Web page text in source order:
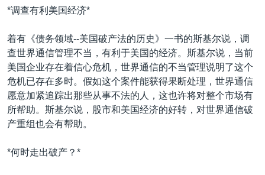
*调查有利美国经济*
着有《债务领域--美国破产法的历史》一书的斯基尔说，调
查世界通信管理不当，有利于美国的经济。斯基尔说，当前
美国企业存在着信心危机，世界通信的不当管理说明了这个
危机已存在多时。假如这个案件能获得果断处理，世界通信
愿意加紧追踪出那些从事不法的人，这也许将对整个市场有
所帮助。斯基尔说，股市和美国经济的好转，对世界通信破
产重组也会有帮助。
*何时走出破产？*